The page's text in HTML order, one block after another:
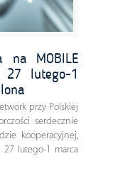
na MOBILE
27 lutego-1
przy Polskiej
serdecznie
kooperacyjnej,
lutego-1 marca